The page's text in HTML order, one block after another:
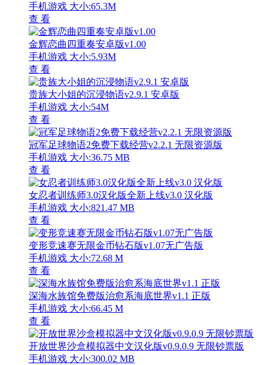
手机游戏 大小:65.3M
查 看
金辉恋曲四重奏安卓版v1.00
手机游戏 大小:5.93M
查 看
贵族大小姐的沉浸物语v2.9.1 安卓版
手机游戏 大小:54M
查 看
冠军足球物语2免费下载经营v2.2.1 无限资源版
手机游戏 大小:36.75 MB
查 看
女忍者训练师3.0汉化版全新上线v3.0 汉化版
手机游戏 大小:821.47 MB
查 看
变形竞速赛无限金币钻石版v1.07无广告版
手机游戏 大小:72.68 M
查 看
深海水族馆免费版治愈系海底世界v1.1 正版
手机游戏 大小:66.45 M
查 看
开放世界沙盒模拟器中文汉化版v0.9.0.9 无限钞票版
手机游戏 大小:300.02 MB